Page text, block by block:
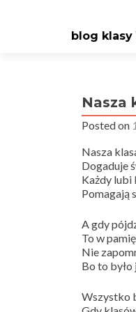
blog klasy
Nasza
Posted on
Nasza
Dogaduje
Każdy lubi
Pomagają
A gdy
To w
Nie
Bo to
Wszystko